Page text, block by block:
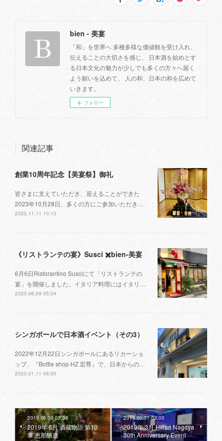
bien - 美宴
「和」を世界へ 多種多様な価値観を受け入れ、
伝えることの大切さを感じ、 日本酒を始めとす
る日本文化の魅力が少しでも多くの方々へ届く
よう願いを込めて、 人の和、日本の和を広めて
いきます。
フォロー
関連記事
創業10周年記念【美宴祭】御礼
皆さまに支えていただき、迎えることができた
2023年10月28日。多くの方にご参加いただき…
2023.11.11 10:10
《リストランテの宴》Susci ✖️bien-美宴
6月6日Ristorantino Susciにて「リストランテの
宴」を開催しました。イタリア料理にはイタリ…
2023.06.09 05:04
シンガポールで日本酒イベント（その3）
2022年12月22日シンガポールにあるリカーショ
ップ、『Bottle shop HZ 宏尊』で、日本からの…
2023.01.11 06:00
2019.06.30 03:00
2019年 6月 酒蔵物語 第10
章 恵那醸造
2019.03.31 03:00
2019年 3月 Hilton Nagoya
30th Anniversary Event